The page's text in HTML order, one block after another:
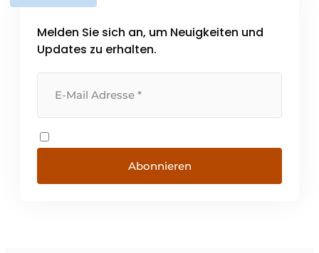
Melden Sie sich an, um Neuigkeiten und
Updates zu erhalten.
Abonnieren